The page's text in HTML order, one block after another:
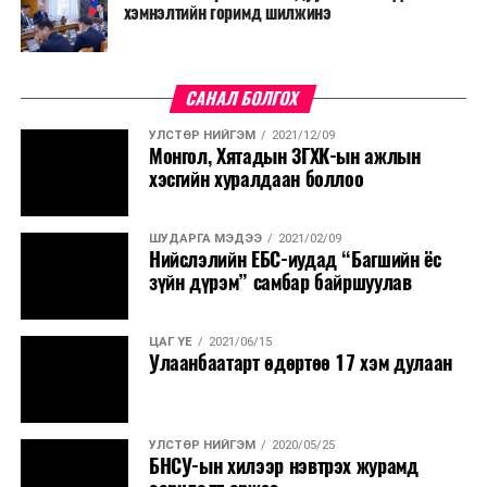
хэмнэлтийн горимд шилжинэ
САНАЛ БОЛГОХ
УЛСТӨР НИЙГЭМ 2021/12/09
Монгол, Хятадын ЗГХК-ын ажлын
хэсгийн хуралдаан боллоо
ШУДАРГА МЭДЭЭ 2021/02/09
Нийслэлийн ЕБС-иудад “Багшийн ёс
зүйн дүрэм” самбар байршуулав
ЦАГ ҮЕ 2021/06/15
Улаанбаатарт өдөртөө 17 хэм дулаан
УЛСТӨР НИЙГЭМ 2020/05/25
БНСУ-ын хилээр нэвтрэх журамд